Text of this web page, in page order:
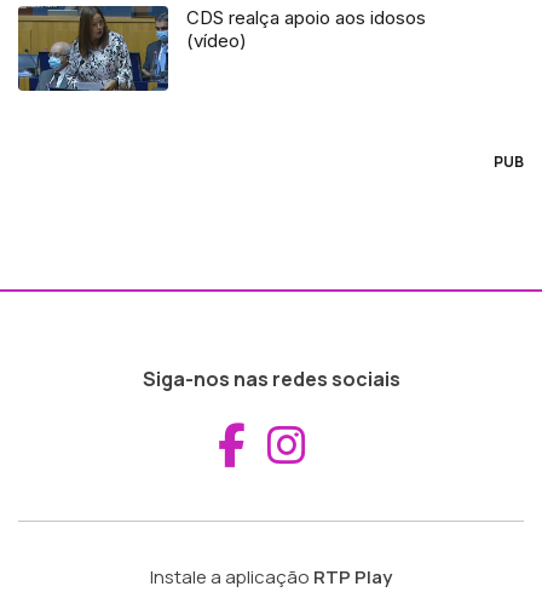
CDS realça apoio aos idosos
(vídeo)
PUB
Siga-nos nas redes sociais
Aceder ao
Instale a aplicação RTP Play